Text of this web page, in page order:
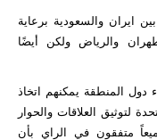
ايران والسعودية برعاية
والرياض ولكن أيضًا
المنطقة يمكنهم اتخاذ
لتوثيق العلاقات والحوار
متفقون في الراي بأن